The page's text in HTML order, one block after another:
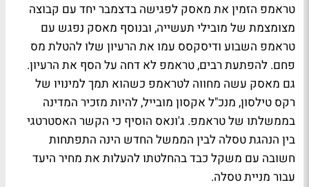
טראמפ הזמין את מאסק לפגישה בדצמבר יחד עם קבוצה
מצומצמת של מובילי תעשייה, ובנוסף מאסק נפגש עם
טראמפ השבוע ודיסקסס עמו את הרעיון שלו להטלת מס
פחם. להפתעת רבים, טראמפ לא דחה על הסף את הרעיון.
גם מאסק עשה מחווה לטראמפ כשהוא תמך למינויו של
רקס טילסון, מנכ"ל אקסון מובייל, להיות מזכיר המדינה
בממשלתו של טראמפ. ג'ונאס הוסיף כי הקשר האסטרטגי
בין הנהגת טסלה לבין הממשל החדש הינה התפתחות
חשובה עם משקל כבד בהחלטתו להעלות את מחיר היעד
עבור מניית טסלה.